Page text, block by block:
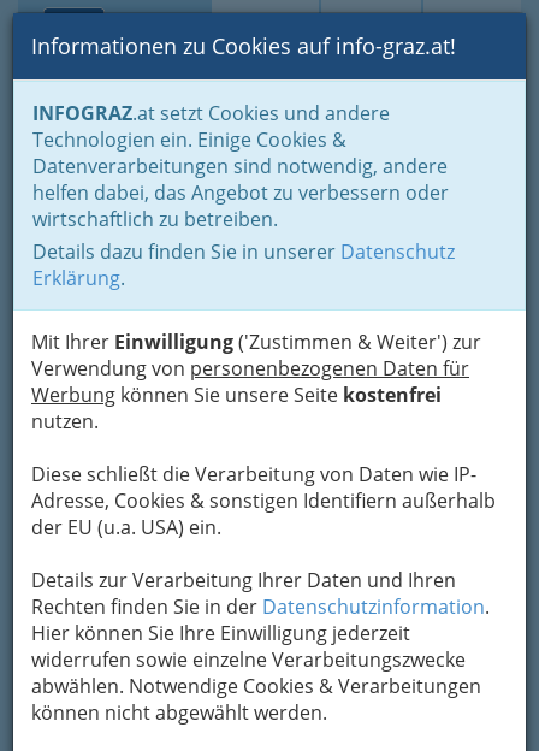
Suche Login Toggle
Informationen zu Cookies auf info-graz.at!
INFOGRAZ.at setzt Cookies und andere
Technologien ein. Einige Cookies &
Datenverarbeitungen sind notwendig, andere
helfen dabei, das Angebot zu verbessern oder
wirtschaftlich zu betreiben.
Details dazu finden Sie in unserer Datenschutz
Erklärung.
Mit Ihrer Einwilligung('Zustimmen & Weiter') zur
Verwendung von personenbezogenen Daten für
Werbung können Sie unsere Seite kostenfrei
nutzen.
Diese schließt die Verarbeitung von Daten wie IP-
Adresse, Cookies & sonstigen Identifiern außerhalb
der EU (u.a. USA) ein.
Details zur Verarbeitung Ihrer Daten und Ihren
Rechten finden Sie in der Datenschutzinformation.
Hier können Sie Ihre Einwilligung jederzeit
widerrufen sowie einzelne Verarbeitungszwecke
abwählen. Notwendige Cookies & Verarbeitungen
können nicht abgewählt werden.
Home Branchen
Einkaufen & Schenken - der Handel
Handel in Graz
Einkaufsführer (Einzelhandel)
Antiquarum
Kalchberggasse 5, 8010 Graz
+43 316 830 562
+43 316 830 562
+43 664 325 10 51
Karte
Karte anzeigen